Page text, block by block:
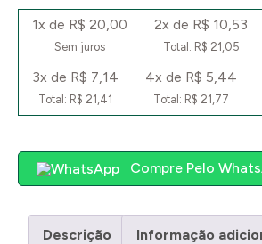
1x de R$ 20,00
Sem juros
2x de R$ 10,53
Total: R$ 21,05
3x de R$ 7,14
Total: R$ 21,41
4x de R$ 5,44
Total: R$ 21,77
Compre Pelo
Descrição Informação